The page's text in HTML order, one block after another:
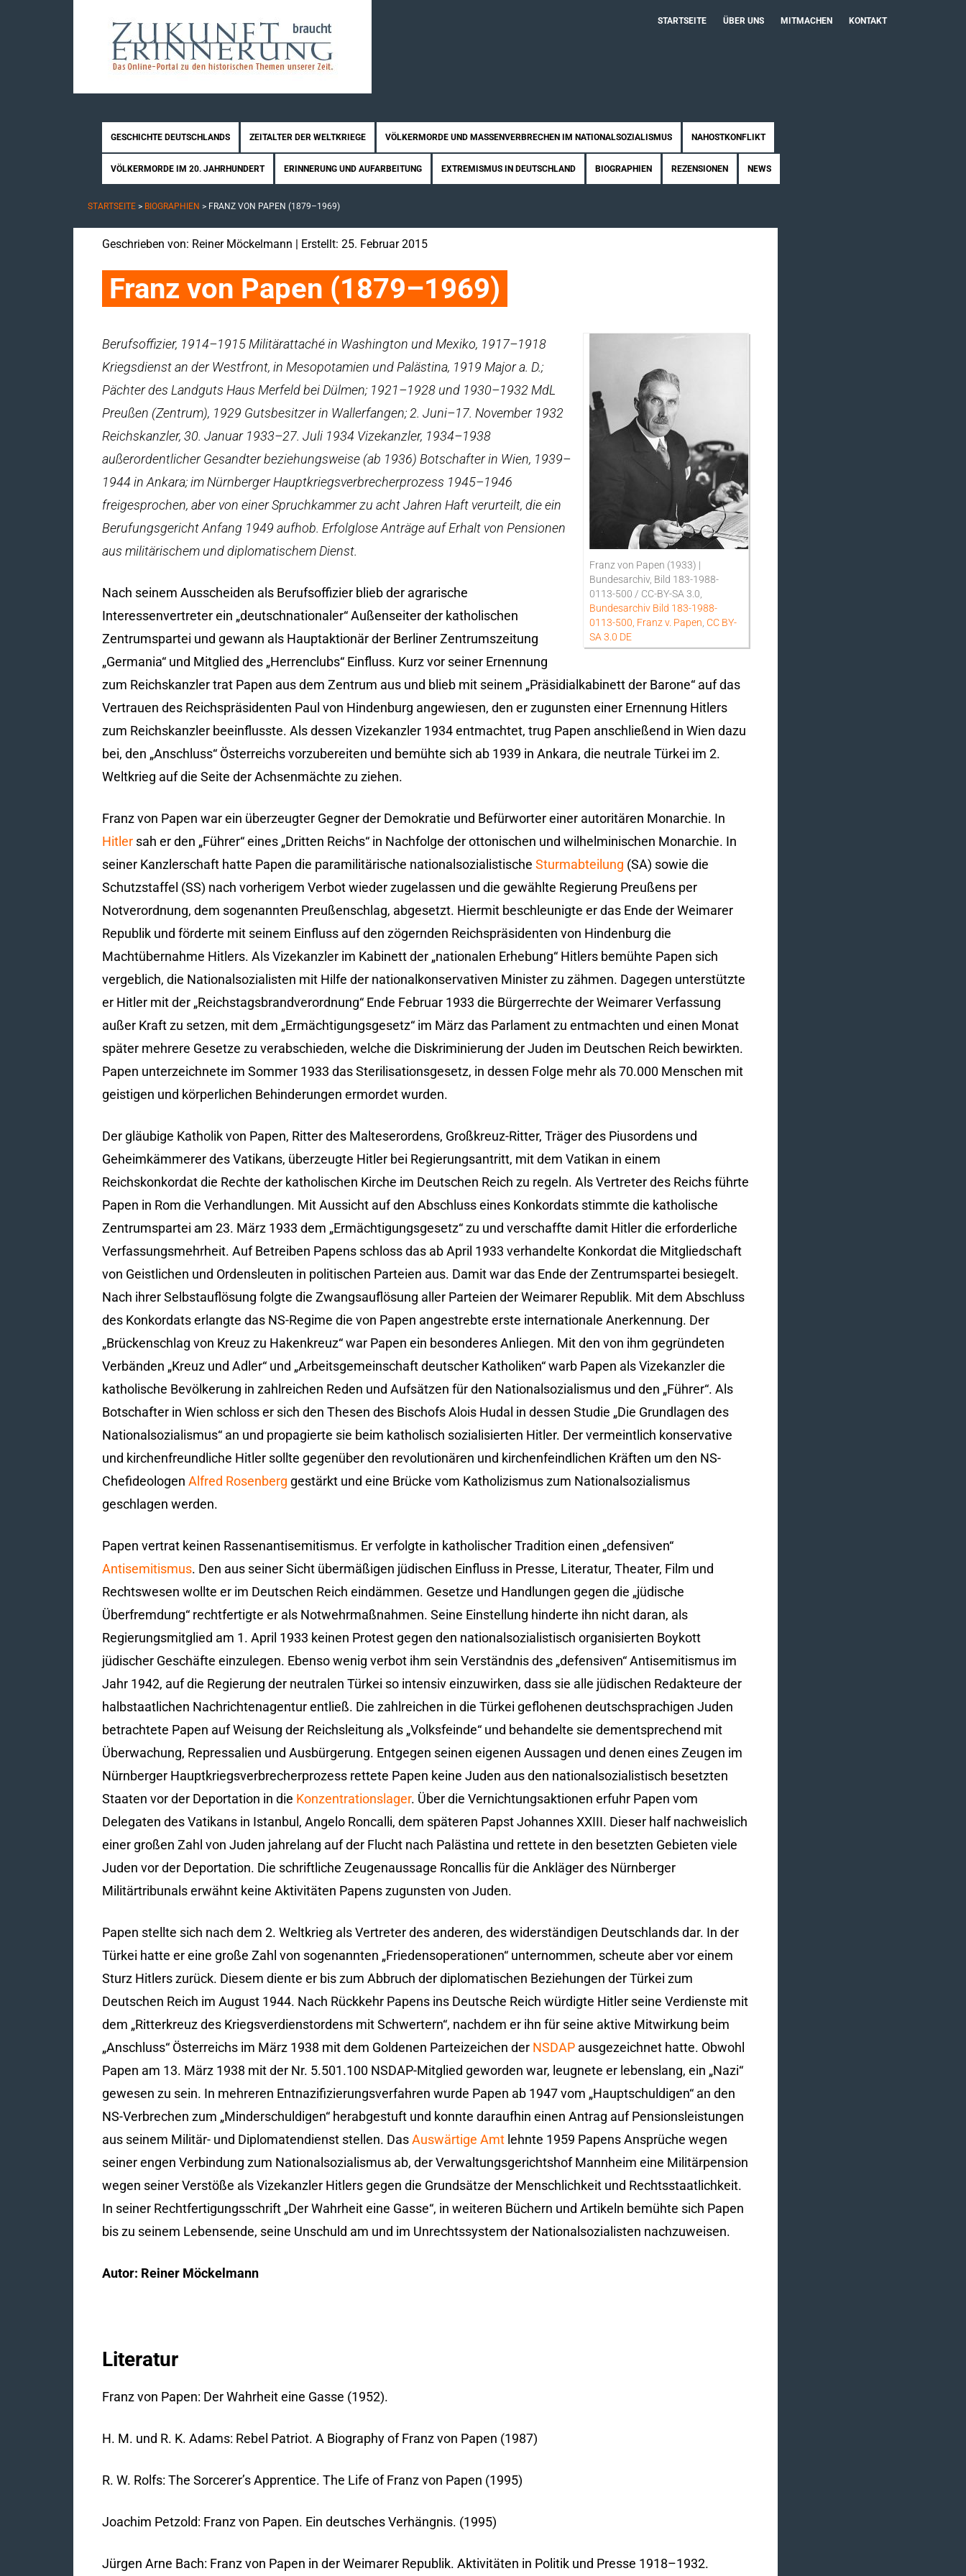
STARTSEITE ÜBER UNS MITMACHEN KONTAKT
GESCHICHTE DEUTSCHLANDS ZEITALTER DER WELTKRIEGE VÖLKERMORDE UND MASSENVERBRECHEN IM NATIONALSOZIALISMUS NAHOSTKONFLIKT
VÖLKERMORDE IM 20. JAHRHUNDERT ERINNERUNG UND AUFARBEITUNG EXTREMISMUS IN DEUTSCHLAND BIOGRAPHIEN REZENSIONEN NEWS
STARTSEITE > BIOGRAPHIEN > FRANZ VON PAPEN (1879–1969)
Geschrieben von: Reiner Möckelmann | Erstellt: 25. Februar 2015
Franz von Papen (1879–1969)
Franz von Papen (1933) |
Bundesarchiv, Bild 183-1988-
0113-500 / CC-BY-SA 3.0,
Bundesarchiv Bild 183-1988-
0113-500, Franz v. Papen CC BY-
SA 3.0 DE
Berufsoffizier, 1914–1915 Militärattaché in Washington und Mexiko, 1917–1918
Kriegsdienst an der Westfront, in Mesopotamien und Palästina, 1919 Major a. D.;
Pächter des Landguts Haus Merfeld bei Dülmen; 1921–1928 und 1930–1932 MdL
Preußen (Zentrum), 1929 Gutsbesitzer in Wallerfangen; 2. Juni–17. November 1932
Reichskanzler, 30. Januar 1933–27. Juli 1934 Vizekanzler, 1934–1938
außerordentlicher Gesandter beziehungsweise (ab 1936) Botschafter in Wien, 1939–
1944 in Ankara; im Nürnberger Hauptkriegsverbrecherprozess 1945–1946
freigesprochen, aber von einer Spruchkammer zu acht Jahren Haft verurteilt, die ein
Berufungsgericht Anfang 1949 aufhob. Erfolglose Anträge auf Erhalt von Pensionen
aus militärischem und diplomatischem Dienst.
Nach seinem Ausscheiden als Berufsoffizier blieb der agrarische
Interessenvertreter ein „deutschnationaler“ Außenseiter der katholischen
Zentrumspartei und gewann als Hauptaktionär der Berliner Zentrumszeitung
„Germania“ und Mitglied des „Herrenclubs“ Einfluss. Kurz vor seiner Ernennung
zum Reichskanzler trat Papen aus dem Zentrum aus und blieb mit seinem „Präsidialkabinett der Barone“ auf das
Vertrauen des Reichspräsidenten Paul von Hindenburg angewiesen, den er zugunsten einer Ernennung Hitlers
zum Reichskanzler beeinflusste. Als dessen Vizekanzler 1934 entmachtet, trug Papen anschließend in Wien dazu
bei, den „Anschluss“ Österreichs vorzubereiten und bemühte sich ab 1939 in Ankara, die neutrale Türkei im 2.
Weltkrieg auf die Seite der Achsenmächte zu ziehen.
Franz von Papen war ein überzeugter Gegner der Demokratie und Befürworter einer autoritären Monarchie. In
Hitler sah er den „Führer“ eines „Dritten Reichs“ in Nachfolge der ottonischen und wilhelminischen Monarchie. In
seiner Kanzlerschaft hatte Papen die paramilitärische nationalsozialistische Sturmabteilung (SA) sowie die
Schutzstaffel (SS) nach vorherigem Verbot wieder zugelassen und die gewählte Regierung Preußens per
Notverordnung, dem sogenannten Preußenschlag, abgesetzt. Hiermit beschleunigte er das Ende der Weimarer
Republik und förderte mit seinem Einfluss auf den zögernden Reichspräsidenten von Hindenburg die
Machtübernahme Hitlers. Als Vizekanzler im Kabinett der „nationalen Erhebung“ Hitlers bemühte Papen sich
vergeblich, die Nationalsozialisten mit Hilfe der nationalkonservativen Minister zu zähmen. Dagegen unterstützte
er Hitler mit der „Reichstagsbrandverordnung“ Ende Februar 1933 die Bürgerrechte der Weimarer Verfassung
außer Kraft zu setzen, mit dem „Ermächtigungsgesetz“ im März das Parlament zu entmachten und einen Monat
später mehrere Gesetze zu verabschieden, welche die Diskriminierung der Juden im Deutschen Reich bewirkten.
Papen unterzeichnete im Sommer 1933 das Sterilisationsgesetz, in dessen Folge mehr als 70.000 Menschen mit
geistigen und körperlichen Behinderungen ermordet wurden.
Der gläubige Katholik von Papen, Ritter des Malteserordens, Großkreuz-Ritter, Träger des Piusordens und
Geheimkämmerer des Vatikans, überzeugte Hitler bei Regierungsantritt, mit dem Vatikan in einem
Reichskonkordat die Rechte der katholischen Kirche im Deutschen Reich zu regeln. Als Vertreter des Reichs führte
Papen in Rom die Verhandlungen. Mit Aussicht auf den Abschluss eines Konkordats stimmte die katholische
Zentrumspartei am 23. März 1933 dem „Ermächtigungsgesetz“ zu und verschaffte damit Hitler die erforderliche
Verfassungsmehrheit. Auf Betreiben Papens schloss das ab April 1933 verhandelte Konkordat die Mitgliedschaft
von Geistlichen und Ordensleuten in politischen Parteien aus. Damit war das Ende der Zentrumspartei besiegelt.
Nach ihrer Selbstauflösung folgte die Zwangsauflösung aller Parteien der Weimarer Republik. Mit dem Abschluss
des Konkordats erlangte das NS-Regime die von Papen angestrebte erste internationale Anerkennung. Der
„Brückenschlag von Kreuz zu Hakenkreuz“ war Papen ein besonderes Anliegen. Mit den von ihm gegründeten
Verbänden „Kreuz und Adler“ und „Arbeitsgemeinschaft deutscher Katholiken“ warb Papen als Vizekanzler die
katholische Bevölkerung in zahlreichen Reden und Aufsätzen für den Nationalsozialismus und den „Führer“. Als
Botschafter in Wien schloss er sich den Thesen des Bischofs Alois Hudal in dessen Studie „Die Grundlagen des
Nationalsozialismus“ an und propagierte sie beim katholisch sozialisierten Hitler. Der vermeintlich konservative
und kirchenfreundliche Hitler sollte gegenüber den revolutionären und kirchenfeindlichen Kräften um den NS-
Chefideologen Alfred Rosenberg gestärkt und eine Brücke vom Katholizismus zum Nationalsozialismus
geschlagen werden.
Papen vertrat keinen Rassenantisemitismus. Er verfolgte in katholischer Tradition einen „defensiven“
Antisemitismus. Den aus seiner Sicht übermäßigen jüdischen Einfluss in Presse, Literatur, Theater, Film und
Rechtswesen wollte er im Deutschen Reich eindämmen. Gesetze und Handlungen gegen die „jüdische
Überfremdung“ rechtfertigte er als Notwehrmaßnahmen. Seine Einstellung hinderte ihn nicht daran, als
Regierungsmitglied am 1. April 1933 keinen Protest gegen den nationalsozialistisch organisierten Boykott
jüdischer Geschäfte einzulegen. Ebenso wenig verbot ihm sein Verständnis des „defensiven“ Antisemitismus im
Jahr 1942, auf die Regierung der neutralen Türkei so intensiv einzuwirken, dass sie alle jüdischen Redakteure der
halbstaatlichen Nachrichtenagentur entließ. Die zahlreichen in die Türkei geflohenen deutschsprachigen Juden
betrachtete Papen auf Weisung der Reichsleitung als „Volksfeinde“ und behandelte sie dementsprechend mit
Überwachung, Repressalien und Ausbürgerung. Entgegen seinen eigenen Aussagen und denen eines Zeugen im
Nürnberger Hauptkriegsverbrecherprozess rettete Papen keine Juden aus den nationalsozialistisch besetzten
Staaten vor der Deportation in die Konzentrationslager. Über die Vernichtungsaktionen erfuhr Papen vom
Delegaten des Vatikans in Istanbul, Angelo Roncalli, dem späteren Papst Johannes XXIII. Dieser half nachweislich
einer großen Zahl von Juden jahrelang auf der Flucht nach Palästina und rettete in den besetzten Gebieten viele
Juden vor der Deportation. Die schriftliche Zeugenaussage Roncallis für die Ankläger des Nürnberger
Militärtribunals erwähnt keine Aktivitäten Papens zugunsten von Juden.
Papen stellte sich nach dem 2. Weltkrieg als Vertreter des anderen, des widerständigen Deutschlands dar. In der
Türkei hatte er eine große Zahl von sogenannten „Friedensoperationen“ unternommen, scheute aber vor einem
Sturz Hitlers zurück. Diesem diente er bis zum Abbruch der diplomatischen Beziehungen der Türkei zum
Deutschen Reich im August 1944. Nach Rückkehr Papens ins Deutsche Reich würdigte Hitler seine Verdienste mit
dem „Ritterkreuz des Kriegsverdienstordens mit Schwertern“, nachdem er ihn für seine aktive Mitwirkung beim
„Anschluss“ Österreichs im März 1938 mit dem Goldenen Parteizeichen der NSDAP ausgezeichnet hatte. Obwohl
Papen am 13. März 1938 mit der Nr. 5.501.100 NSDAP-Mitglied geworden war, leugnete er lebenslang, ein „Nazi“
gewesen zu sein. In mehreren Entnazifizierungsverfahren wurde Papen ab 1947 vom „Hauptschuldigen“ an den
NS-Verbrechen zum „Minderschuldigen“ herabgestuft und konnte daraufhin einen Antrag auf Pensionsleistungen
aus seinem Militär- und Diplomatendienst stellen. DasAuswärtige Amt lehnte 1959 Papens Ansprüche wegen
seiner engen Verbindung zum Nationalsozialismus ab, der Verwaltungsgerichtshof Mannheim eine Militärpension
wegen seiner Verstöße als Vizekanzler Hitlers gegen die Grundsätze der Menschlichkeit und Rechtsstaatlichkeit.
In seiner Rechtfertigungsschrift „Der Wahrheit eine Gasse“, in weiteren Büchern und Artikeln bemühte sich Papen
bis zu seinem Lebensende, seine Unschuld am und im Unrechtssystem der Nationalsozialisten nachzuweisen.
Autor: Reiner Möckelmann
Literatur
Franz von Papen: Der Wahrheit eine Gasse (1952).
H. M. und R. K. Adams: Rebel Patriot. A Biography of Franz von Papen (1987)
R. W. Rolfs: The Sorcerer’s Apprentice. The Life of Franz von Papen (1995)
Joachim Petzold: Franz von Papen. Ein deutsches Verhängnis. (1995)
Jürgen Arne Bach: Franz von Papen in der Weimarer Republik. Aktivitäten in Politik und Presse 1918–1932.